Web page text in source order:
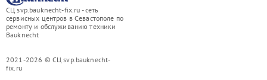
СЦ svp.bauknecht-fix.ru - сеть
сервисных центров в Севастополе по
ремонту и обслуживанию техники
Bauknecht
2021-2026 © СЦ svp.bauknecht-
fix.ru